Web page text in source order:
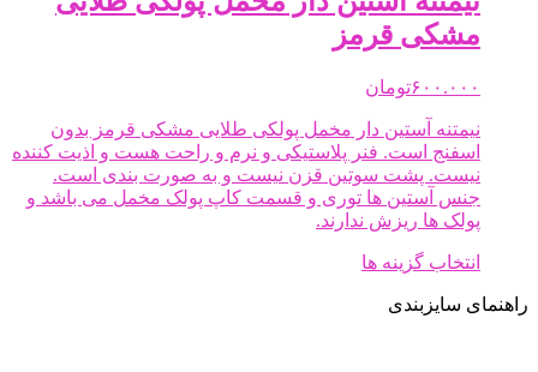
می
باشد.
است
در
صفحه
محصول
انتخاب
مشکی قرمز
۶۰۰.۰۰۰تومان
نیمتنه آستین دار مخمل پولکی طلایی مشکی قرمز بدون
اسفنج است. فنر پلاستیکی و نرم و راحت هست و اذیت کننده
نیست. پشت سوتین قزن نیست و به صورت بندی است.
جنس آستین ها توری و قسمت کاپ پولک مخمل می باشد و
پولک ها ریزش ندارند.
انتخاب گزینه ها
راهنمای سایزبندی